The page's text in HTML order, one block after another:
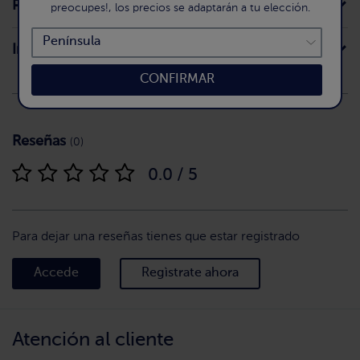
Preparación
Intolerancias
Reseñas (0)
0.0 / 5
Para dejar una reseñas tienes que estar registrado
Accede Regìstrate ahora
Atención al cliente
preocupes!, los precios se adaptarán a tu elección.
CONFIRMAR